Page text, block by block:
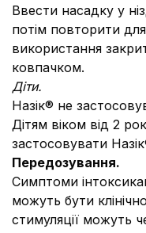
Ввести насадку у
потім повторити для
використання
ковпачком.
Діти.
Назік® не
Дітям віком від 2
застосовувати
Передозування.
Симптоми
можуть бути
стимуляції можуть